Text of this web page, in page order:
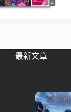
最新文章